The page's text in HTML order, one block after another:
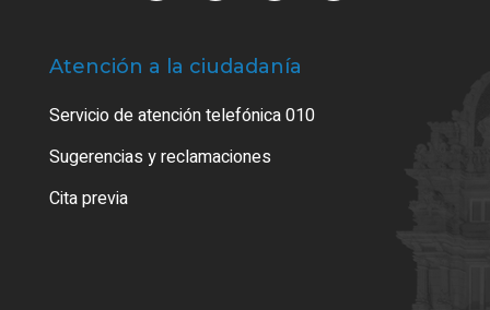
Atención a la ciudadanía
Servicio de atención telefónica 010
Sugerencias y reclamaciones
Cita previa